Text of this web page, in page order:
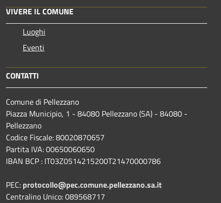
VIVERE IL COMUNE
Luoghi
Eventi
CONTATTI
Comune di Pellezzano
Piazza Municipio, 1 - 84080 Pellezzano (SA) - 84080 -
Pellezzano
Codice Fiscale: 80020870657
Partita IVA: 00650060650
IBAN BCP : IT03Z0514215200T21470000786
PEC: protocollo@pec.comune.pellezzano.sa.it
Centralino Unico: 089568717